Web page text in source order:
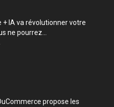
IA va révolutionner votre
ne pourrez...
propose les